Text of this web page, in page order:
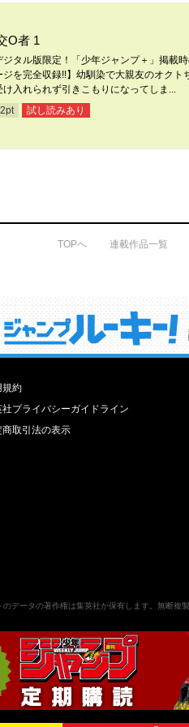
O者 1
ジタル版限定！「少年ジャンプ＋」掲載
ジを完全収録!!】幼馴染で大親友のオクト
け入れられず引きこもりになってしま...
pt 試し読みあり
TOPへ 連載作品一覧
作が読み放題！ ジャンプルーキ
規約
社プライバシーガイドライン
商取引法の表示
データの著作権は集英社が保有します。無断複